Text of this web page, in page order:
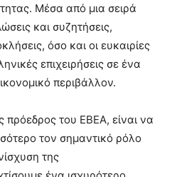
Μέσα από μια σειρά
και συζητήσεις,
όσο και οι ευκαιρίες
επιχειρήσεις σε ένα
περιβάλλον.
του ΕΒΕΑ, είναι να
τον σημαντικό ρόλο
της